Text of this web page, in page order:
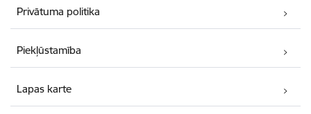
Privātuma politika
Piekļūstamība
Lapas karte